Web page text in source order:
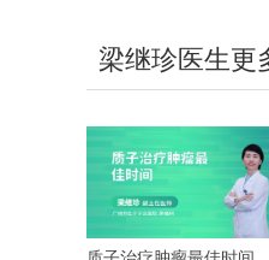
梁继珍医生更